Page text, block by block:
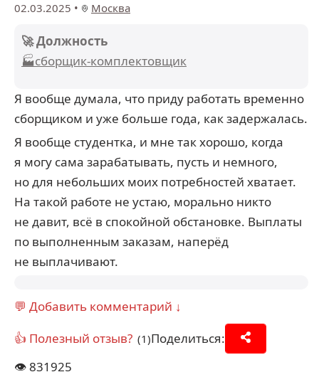
02.03.2025 • Москва
🚀 Должность
🏭сборщик-комплектовщик
Я вообще думала, что приду работать временно
сборщиком и уже больше года, как задержалась.
Я вообще студентка, и мне так хорошо, когда
я могу сама зарабатывать, пусть и немного,
но для небольших моих потребностей хватает.
На такой работе не устаю, морально никто
не давит, всё в спокойной обстановке. Выплаты
по выполненным заказам, наперёд
не выплачивают.
💬 Добавить комментарий ↓
👍 Полезный отзыв? (1)Поделиться:
👁️831925